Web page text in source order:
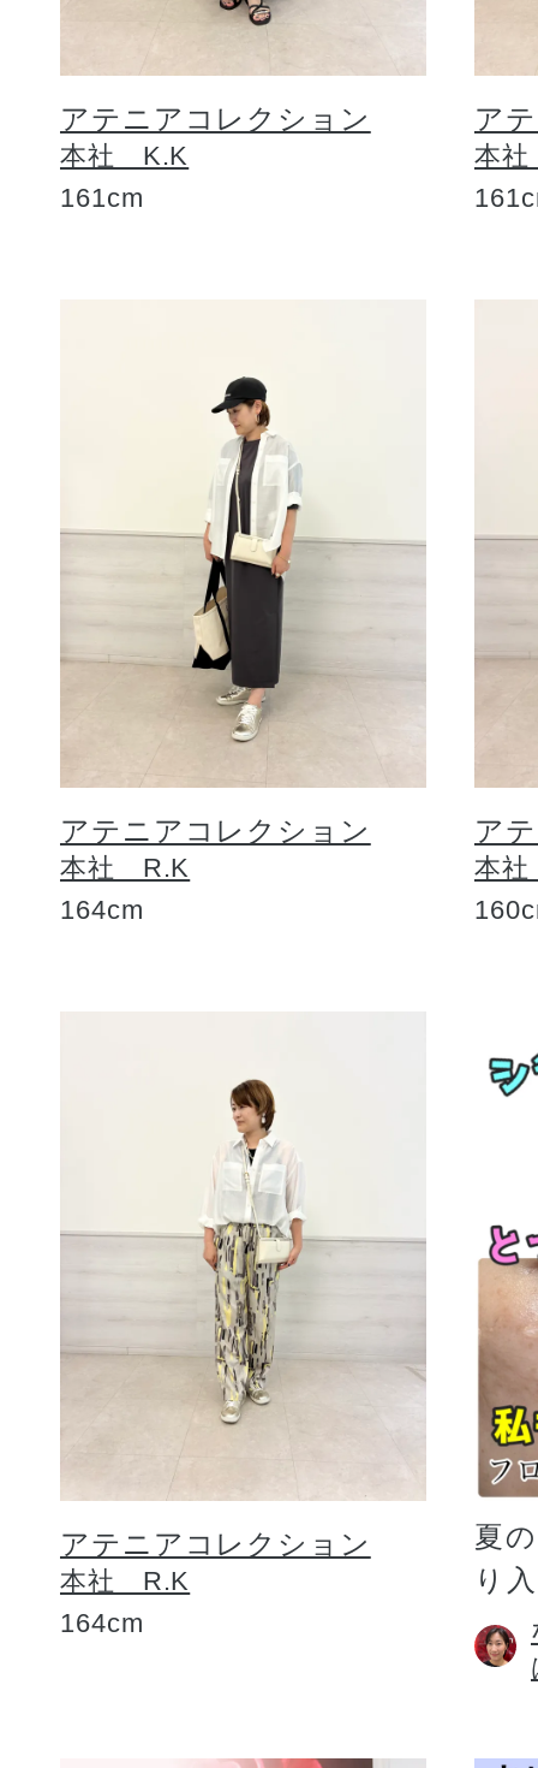
アテニアコレクション
本社 K.K
161cm
ア
本
アテニアコレクション
本社 R.K
164cm
ア
本
アテニアコレクション
本社 R.K
164cm
夏
り